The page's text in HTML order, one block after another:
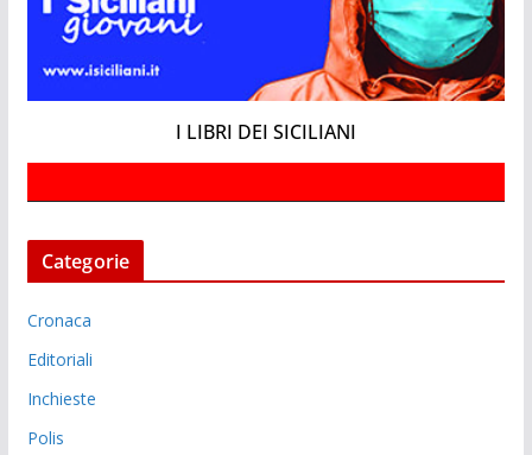
I LIBRI DEI SICILIANI
Categorie
Cronaca
Editoriali
Inchieste
Polis